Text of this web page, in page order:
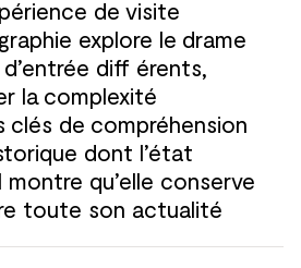
de visite
explore le drame
diff érents,
la complexité
clés de compréhension
dont l’état
qu’elle conserve
toute son actualité